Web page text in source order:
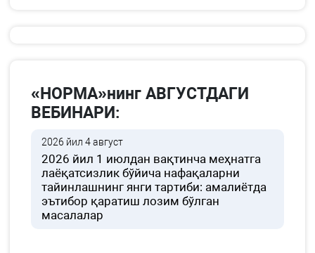
«НОРМА»нинг АВГУСТДАГИ
ВЕБИНАРИ:
2026 йил 4 август
2026 йил 1 июлдан вақтинча меҳнатга
лаёқатсизлик бўйича нафақаларни
тайинлашнинг янги тартиби: амалиётда
эътибор қаратиш лозим бўлган
масалалар